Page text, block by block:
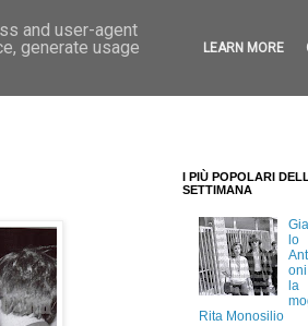
I PIÙ POPOLARI
SETTIMANA
lo
la
Rita Monosilio
and user-agent
generate usage
LEARN MORE